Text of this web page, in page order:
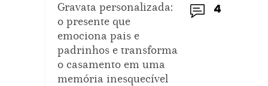
4
Gravata personalizada:
o presente que
emociona pais e
padrinhos e transforma
o casamento em uma
memória inesquecível